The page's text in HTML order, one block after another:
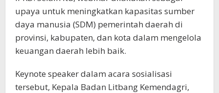
upaya untuk meningkatkan kapasitas sumber
daya manusia (SDM) pemerintah daerah di
provinsi, kabupaten, dan kota dalam mengelola
keuangan daerah lebih baik.
Keynote speaker dalam acara sosialisasi
tersebut, Kepala Badan Litbang Kemendagri,